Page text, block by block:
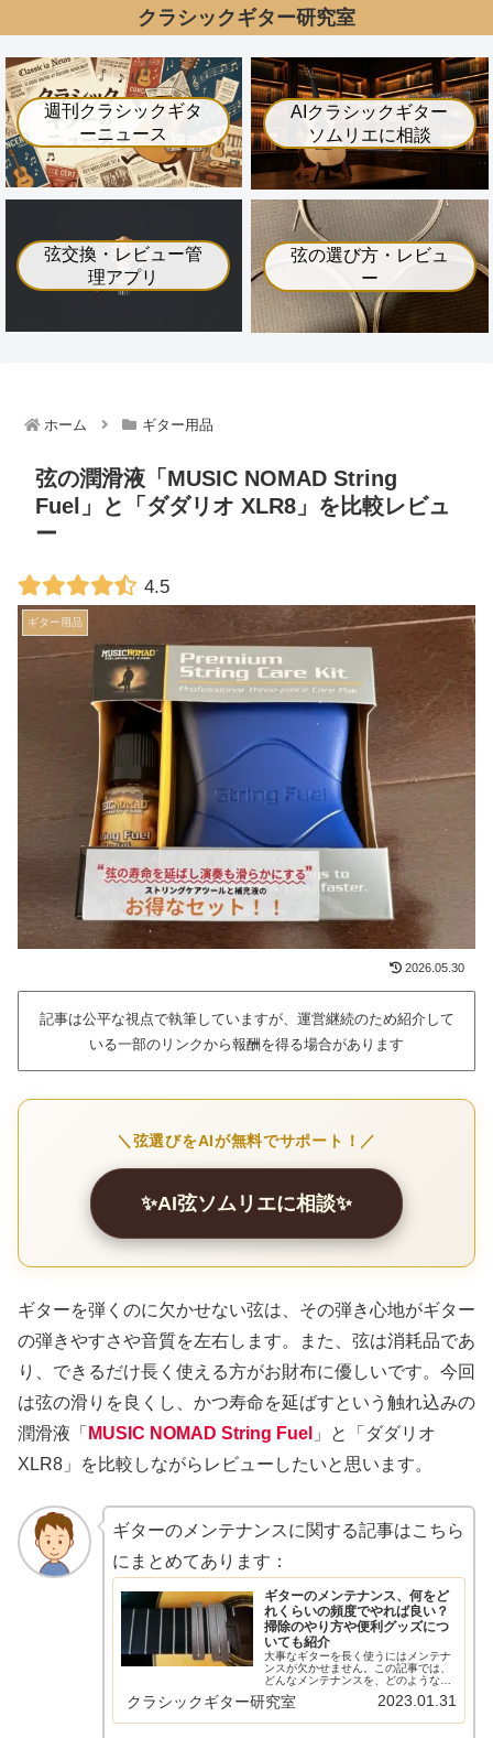
クラシックギター研究室
週刊クラシックギタ
ーニュース
AIクラシックギター
ソムリエに相談
弦交換・レビュー管
理アプリ
弦の選び方・レビュ
ー
ホーム ギター用品
弦の潤滑液「MUSIC NOMAD String
Fuel」と「ダダリオ XLR8」を比較レビュ
ー
4.5
ギター用品
2026.05.30
記事は公平な視点で執筆していますが、運営継続のため紹介して
いる一部のリンクから報酬を得る場合があります
＼弦選びをAIが無料でサポート！／
✨AI弦ソムリエに相談✨
ギターを弾くのに欠かせない弦は、その弾き心地がギター
の弾きやすさや音質を左右します。また、弦は消耗品であ
り、できるだけ長く使える方がお財布に優しいです。今回
は弦の滑りを良くし、かつ寿命を延ばすという触れ込みの
潤滑液「 MUSIC NOMAD String Fuel 」と「ダダリオ
XLR8」を比較しながらレビューしたいと思います。
ギターのメンテナンスに関する記事はこちら
にまとめてあります：
ギターのメンテナンス、何をど
れくらいの頻度でやれば良い？
掃除のやり方や便利グッズにつ
いても紹介
大事なギターを長く使うにはメンテナ
ンスが欠かせません。この記事では、
どんなメンテナンスを、どのような頻
度でやれば良いかについての記事や掃
除のやり方、そしてメンテナンスに便
クラシックギター研究室 2023.01.31